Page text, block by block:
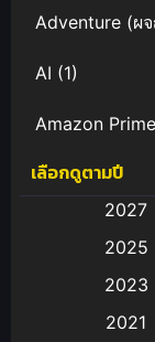
Adventure (ผ
AI (1)
Amazon Prime
Anal (ประตูหลัง)
Animation การ์
Animation อนิเ
เลือกดูตามปี
2027
2025
2023
2021